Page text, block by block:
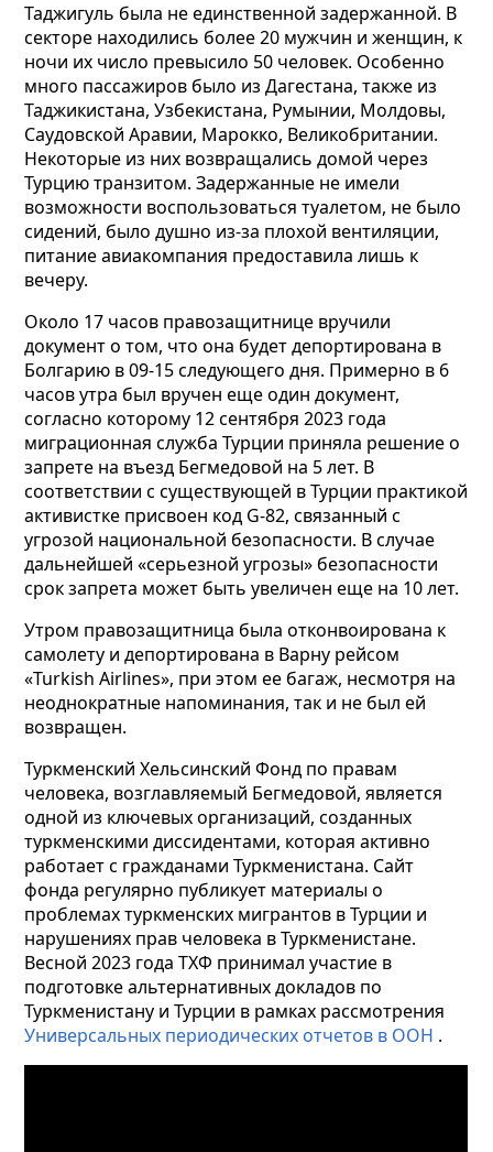
Таджигуль была не единственной задержанной. В
секторе находились более 20 мужчин и женщин, к
ночи их число превысило 50 человек. Особенно
много пассажиров было из Дагестана, также из
Таджикистана, Узбекистана, Румынии, Молдовы,
Саудовской Аравии, Марокко, Великобритании.
Некоторые из них возвращались домой через
Турцию транзитом. Задержанные не имели
возможности воспользоваться туалетом, не было
сидений, было душно из-за плохой вентиляции,
питание авиакомпания предоставила лишь к
вечеру.
Около 17 часов правозащитнице вручили
документ о том, что она будет депортирована в
Болгарию в 09-15 следующего дня. Примерно в 6
часов утра был вручен еще один документ,
согласно которому 12 сентября 2023 года
миграционная служба Турции приняла решение о
запрете на въезд Бегмедовой на 5 лет. В
соответствии с существующей в Турции практикой
активистке присвоен код G-82, связанный с
угрозой национальной безопасности. В случае
дальнейшей «серьезной угрозы» безопасности
срок запрета может быть увеличен еще на 10 лет.
Утром правозащитница была отконвоирована к
самолету и депортирована в Варну рейсом
«Turkish Airlines», при этом ее багаж, несмотря на
неоднократные напоминания, так и не был ей
возвращен.
Туркменский Хельсинский Фонд по правам
человека, возглавляемый Бегмедовой, является
одной из ключевых организаций, созданных
туркменскими диссидентами, которая активно
работает с гражданами Туркменистана. Сайт
фонда регулярно публикует материалы о
проблемах туркменских мигрантов в Турции и
нарушениях прав человека в Туркменистане.
Весной 2023 года ТХФ принимал участие в
подготовке альтернативных докладов по
Туркменистану и Турции в рамках рассмотрения
Универсальных периодических отчетов в ООН .